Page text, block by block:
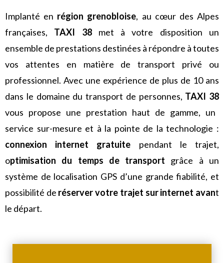
Implanté en région grenobloise, au cœur des Alpes
françaises, TAXI 38met à votre disposition un
ensemble de prestations destinées à répondre à toutes
vos attentes en matière de transport privé ou
professionnel. Avec une expérience de plus de 10 ans
dans le domaine du transport de personnes, TAXI 38
vous propose une prestation haut de gamme, un
service sur-mesure et à la pointe de la technologie :
connexion internet gratuite pendant le trajet,
optimisation du temps de transport grâce à un
système de localisation GPS d’une grande fiabilité, et
possibilité de réserver votre trajet sur internet avant
le départ.